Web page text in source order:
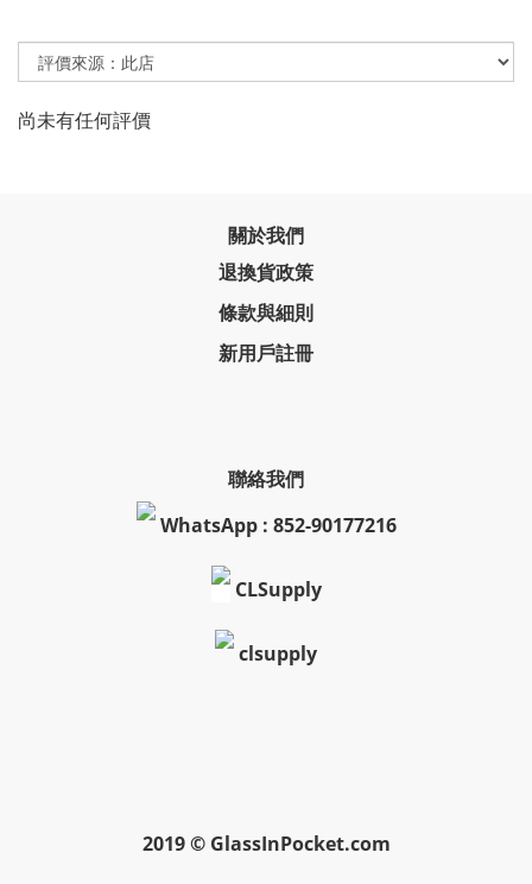
尚未有任何評價
關於我們
退換貨政策
條款與細則
新用戶註冊
聯絡我們
WhatsApp : 852-90177216
CLSupply
clsupply
2019 © GlassInPocket.com